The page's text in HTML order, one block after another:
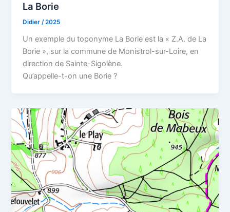
La Borie
Didier/2025
Un exemple du toponyme La Borie est la « Z.A. de La
Borie », sur la commune de Monistrol-sur-Loire, en
direction de Sainte-Sigolène.
Qu’appelle-t-on une Borie ?